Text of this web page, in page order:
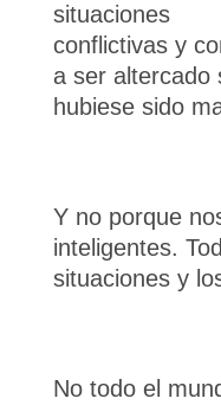
situaciones
conflictivas y
a ser altercado
hubiese sido
Y no porque
inteligentes.
situaciones y
No todo el